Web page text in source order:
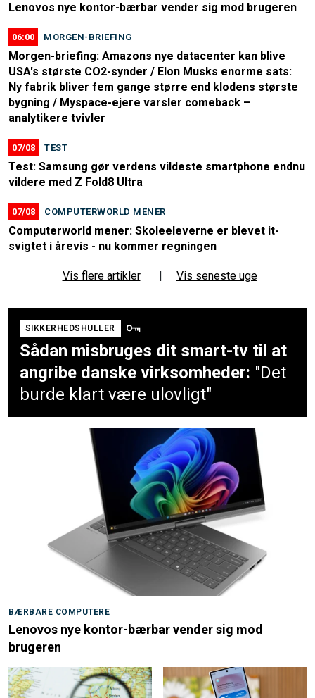
Lenovos nye kontor-bærbar vender sig mod brugeren
06:00 MORGEN-BRIEFING
Morgen-briefing: Amazons nye datacenter kan blive
USA's største CO2-synder / Elon Musks enorme sats:
Ny fabrik bliver fem gange større end klodens største
bygning / Myspace-ejere varsler comeback –
analytikere tvivler
07/08 TEST
Test: Samsung gør verdens vildeste smartphone endnu
vildere med Z Fold8 Ultra
07/08 COMPUTERWORLD MENER
Computerworld mener: Skoleeleverne er blevet it-
svigtet i årevis - nu kommer regningen
Vis flere artikler | Vis seneste uge
SIKKERHEDSHULLER
Sådan misbruges dit smart-tv til at
angribe danske virksomheder: "Det
burde klart være ulovligt"
BÆRBARE COMPUTERE
Lenovos nye kontor-bærbar vender sig mod
brugeren